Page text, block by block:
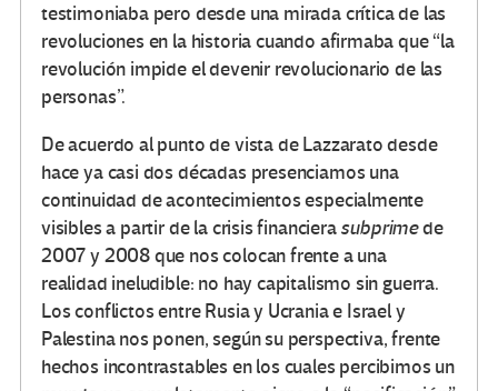
testimoniaba pero desde una mirada crítica de las
revoluciones en la historia cuando afirmaba que “la
revolución impide el devenir revolucionario de las
personas”.
De acuerdo al punto de vista de Lazzarato desde
hace ya casi dos décadas presenciamos una
continuidad de acontecimientos especialmente
visibles a partir de la crisis financierasubprimede
2007 y 2008 que nos colocan frente a una
realidad ineludible: no hay capitalismo sin guerra.
Los conflictos entre Rusia y Ucrania e Israel y
Palestina nos ponen, según su perspectiva, frente
hechos incontrastables en los cuales percibimos un